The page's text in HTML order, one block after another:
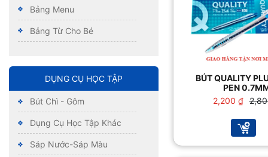
Bảng Menu
Bảng Từ Cho Bé
DỤNG CỤ HỌC TẬP
Bút Chì - Gôm
Dụng Cụ Học Tập Khác
Sáp Nước-Sáp Màu
BÚT QUALITY
PEN
Giá
là:
2,800
2,200 ₫ Giá
tại
là: